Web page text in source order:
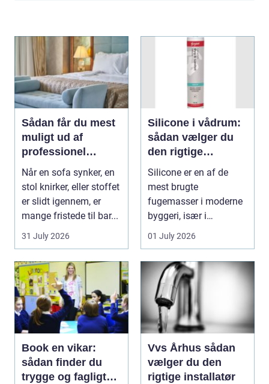
Sådan får du mest
muligt ud af
professionel
møbelpolstring
Når en sofa synker, en
stol knirker, eller stoffet
er slidt igennem, er
mange fristede til bar...
31 July 2026
Silicone i vådrum:
sådan vælger du
den rigtige
fugemasse
Silicone er en af de
mest brugte
fugemasser i moderne
byggeri, især i
badeværelser, køkkener
og andr...
01 July 2026
Book en vikar:
sådan finder du
trygge og fagligt
Vvs Århus sådan
vælger du den
rigtige installatør